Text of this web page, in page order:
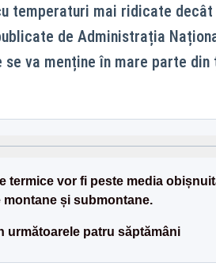
temperaturi mai ridicate
de Administrația
se va menține în mare parte
termice vor fi peste media
și submontane.
următoarele patru săptămâni